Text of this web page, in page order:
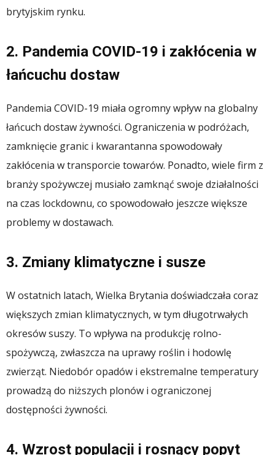
brytyjskim rynku.
2. Pandemia COVID-19 i zakłócenia w
łańcuchu dostaw
Pandemia COVID-19 miała ogromny wpływ na globalny
łańcuch dostaw żywności. Ograniczenia w podróżach,
zamknięcie granic i kwarantanna spowodowały
zakłócenia w transporcie towarów. Ponadto, wiele firm z
branży spożywczej musiało zamknąć swoje działalności
na czas lockdownu, co spowodowało jeszcze większe
problemy w dostawach.
3. Zmiany klimatyczne i susze
W ostatnich latach, Wielka Brytania doświadczała coraz
większych zmian klimatycznych, w tym długotrwałych
okresów suszy. To wpływa na produkcję rolno-
spożywczą, zwłaszcza na uprawy roślin i hodowlę
zwierząt. Niedobór opadów i ekstremalne temperatury
prowadzą do niższych plonów i ograniczonej
dostępności żywności.
4. Wzrost populacji i rosnący popyt